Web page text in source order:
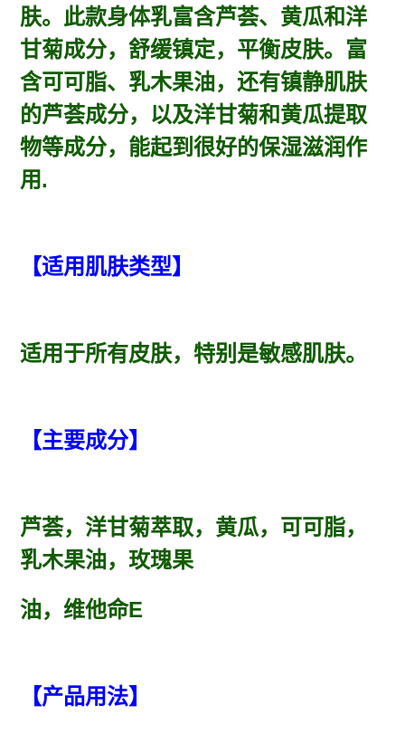
的
购
物
车
肤。此款身体乳富含芦荟、黄瓜和洋
甘菊成分，舒缓镇定，平衡皮肤。富
含可可脂、乳木果油，还有镇静肌肤
的芦荟成分，以及洋甘菊和黄瓜提取
物等成分，能起到很好的保湿滋润作
用.
【适用肌肤类型】
适用于所有皮肤，特别是敏感肌肤。
【主要成分】
芦荟，洋甘菊萃取，黄瓜，可可脂，
乳木果油，玫瑰果
油，维他命E
【产品用法】